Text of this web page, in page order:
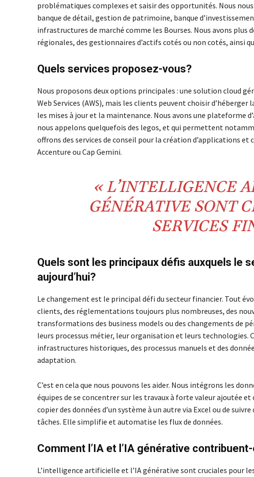
problématiques complexes et saisir des opportunités. Nous
banque de détail, gestion de patrimoine, banque
infrastructures de marché comme les Bourses. Nous avons plus
régionales, des gestionnaires d’actifs cotés ou non cotés, ainsi
Quels services proposez-vous?
Nous proposons deux options principales : une solution cloud
Web Services (AWS), mais les clients peuvent choisir
les mises à jour et la maintenance. Nous avons une plateforme
nous appelons quelquefois des legos, et qui permettent
offrons des services de conseil pour la création d’applications et
Accenture ou Cap Gemini.
« L’INTELLIGENCE
GÉNÉRATIVE SONT
SERVICES
Quels sont les principaux défis auxquels le
aujourd’hui?
Le changement est le principal défi du secteur financier. Tout
clients, des réglementations toujours plus nombreuses, des
transformations des business models ou des changements de
leurs processus métier, leur organisation et leurs technologies.
infrastructures historiques, des processus manuels et des
adaptation.
C’est en cela que nous pouvons les aider. Nous intégrons les
équipes de se concentrer sur les travaux à forte valeur ajoutée
copier des données d’un système à un autre via Excel ou de
tâches. Elle simplifie et automatise les flux de données.
Comment l’IA et l’IA générative
L’intelligence artificielle et l’IA générative sont cruciales pour